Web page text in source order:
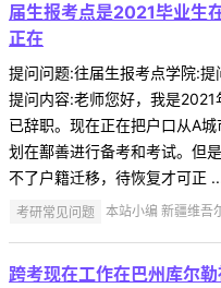
届生报考点是2021毕业生
正在
提问问题:往届生报考点学院:
提问内容:老师您好，我是
已辞职。现在正在把户口从A
划在鄯善进行备考和考试。但
不了户籍迁移，待恢复才可正
考研常见问题 本站小编 新疆维
跨考现在工作在巴州库尔